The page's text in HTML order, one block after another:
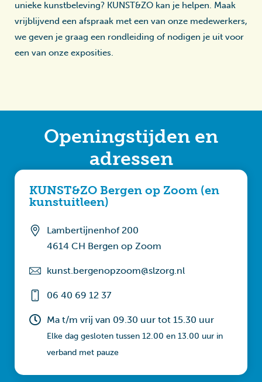
unieke kunstbeleving? KUNST&ZO kan je helpen. Maak
vrijblijvend een afspraak met een van onze medewerkers,
we geven je graag een rondleiding of nodigen je uit voor
een van onze exposities.
Openingstijden en
adressen
KUNST&ZO Bergen op Zoom (en
kunstuitleen)
Lambertijnenhof 200
4614 CH Bergen op Zoom
kunst.bergenopzoom­@slzorg.nl
06 40 69 12 37
Ma t/m vrij van 09.30 uur tot 15.30 uur
Elke dag gesloten tussen 12.00 en 13.00 uur in
verband met pauze